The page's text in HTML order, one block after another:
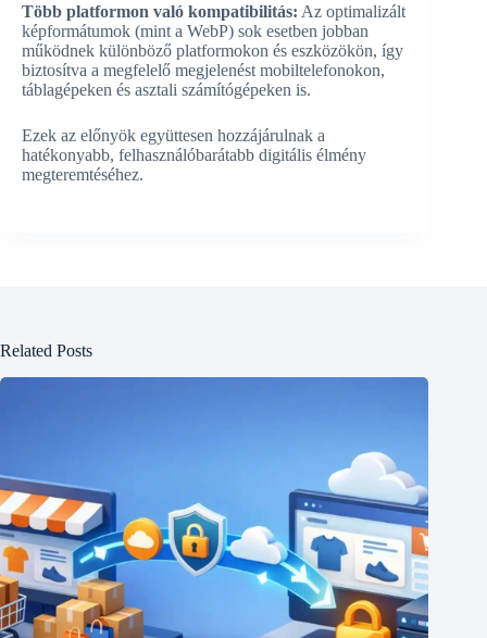
Több platformon való kompatibilitás: Az optimalizált
képformátumok (mint a WebP) sok esetben jobban
működnek különböző platformokon és eszközökön, így
biztosítva a megfelelő megjelenést mobiltelefonokon,
táblagépeken és asztali számítógépeken is.
Ezek az előnyök együttesen hozzájárulnak a
hatékonyabb, felhasználóbarátabb digitális élmény
megteremtéséhez.
Related Posts